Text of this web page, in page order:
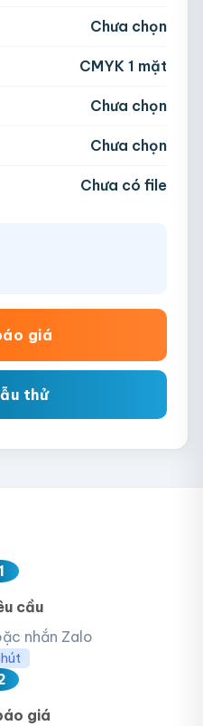
+ hộp
JPG (tối đa 50MB)
Chưa chọn
CMYK 1 mặt
Chưa chọn
Chưa chọn
Chưa có file
giá
thử
cầu
nhắn Zalo
giá